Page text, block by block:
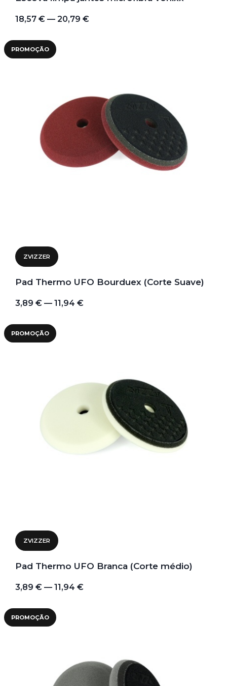
18,57 € — 20,79 €
PROMOÇÃO
ZVIZZER
Pad Thermo UFO Bourduex (Corte Suave)
3,89 € — 11,94 €
PROMOÇÃO
ZVIZZER
Pad Thermo UFO Branca (Corte médio)
3,89 € — 11,94 €
PROMOÇÃO